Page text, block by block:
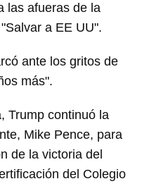
las afueras de la
a EE UU".
ante los gritos de
más".
Trump continuó la
Mike Pence, para
de la victoria del
del Colegio